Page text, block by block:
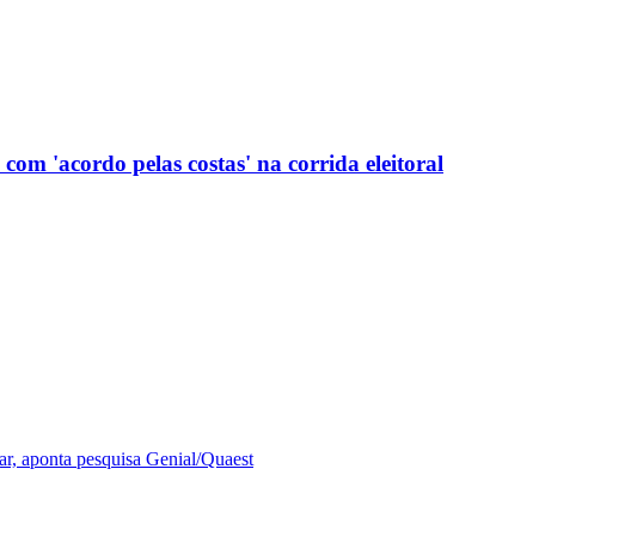
'acordo pelas costas' na corrida eleitoral
aponta pesquisa Genial/Quaest